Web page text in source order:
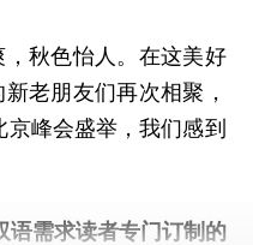
秋色怡人。在这美好
老朋友们再次相聚，
峰会盛举，我们感到
语需求读者专门订制的